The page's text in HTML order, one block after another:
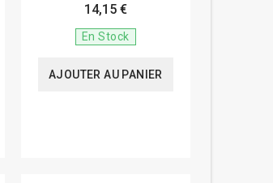
14,15 €
En Stock
AJOUTER AU PANIER